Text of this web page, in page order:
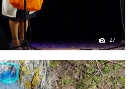
27